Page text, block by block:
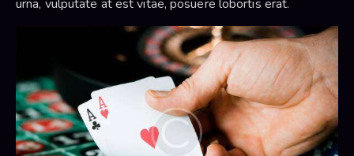
urna, vulputate at est vitae, posuere lobortis erat.